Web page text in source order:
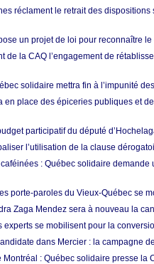
réclament le retrait des
un projet de loi pour reconnaître le
de la CAQ l’engagement de
solidaire mettra fin à l’impunité
en place des épiceries publiques et
participatif du député
l’utilisation de la clause
: Québec solidaire
porte-paroles du Vieux-Québec se
Zaga Mendez sera à nouveau la
experts se mobilisent pour la
dans Mercier : la campagne
Montréal : Québec solidaire presse la